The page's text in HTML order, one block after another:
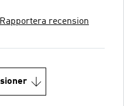
Rapportera recension